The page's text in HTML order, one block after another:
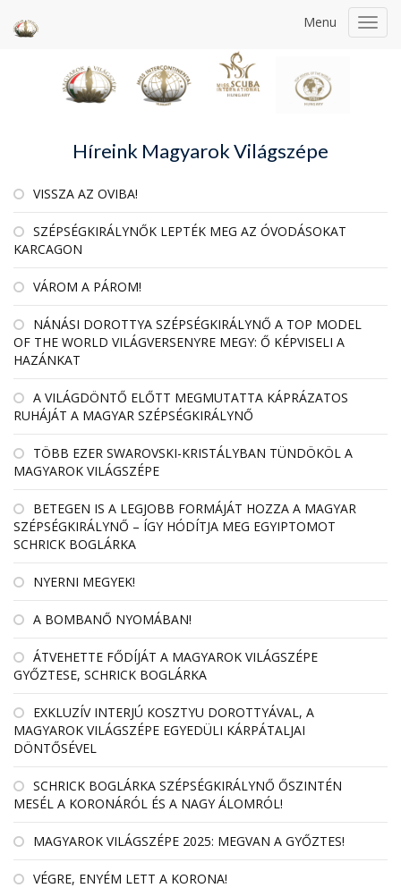
Menu
Híreink Magyarok Világszépe
VISSZA AZ OVIBA!
SZÉPSÉGKIRÁLYNŐK LEPTÉK MEG AZ ÓVODÁSOKAT
KARCAGON
VÁROM A PÁROM!
NÁNÁSI DOROTTYA SZÉPSÉGKIRÁLYNŐ A TOP MODEL
OF THE WORLD VILÁGVERSENYRE MEGY: Ő KÉPVISELI A
HAZÁNKAT
A VILÁGDÖNTŐ ELŐTT MEGMUTATTA KÁPRÁZATOS
RUHÁJÁT A MAGYAR SZÉPSÉGKIRÁLYNŐ
TÖBB EZER SWAROVSKI-KRISTÁLYBAN TÜNDÖKÖL A
MAGYAROK VILÁGSZÉPE
BETEGEN IS A LEGJOBB FORMÁJÁT HOZZA A MAGYAR
SZÉPSÉGKIRÁLYNŐ – ÍGY HÓDÍTJA MEG EGYIPTOMOT
SCHRICK BOGLÁRKA
NYERNI MEGYEK!
A BOMBANŐ NYOMÁBAN!
ÁTVEHETTE FŐDÍJÁT A MAGYAROK VILÁGSZÉPE
GYŐZTESE, SCHRICK BOGLÁRKA
EXKLUZÍV INTERJÚ KOSZTYU DOROTTYÁVAL, A
MAGYAROK VILÁGSZÉPE EGYEDÜLI KÁRPÁTALJAI
DÖNTŐSÉVEL
SCHRICK BOGLÁRKA SZÉPSÉGKIRÁLYNŐ ŐSZINTÉN
MESÉL A KORONÁRÓL ÉS A NAGY ÁLOMRÓL!
MAGYAROK VILÁGSZÉPE 2025: MEGVAN A GYŐZTES!
VÉGRE, ENYÉM LETT A KORONA!